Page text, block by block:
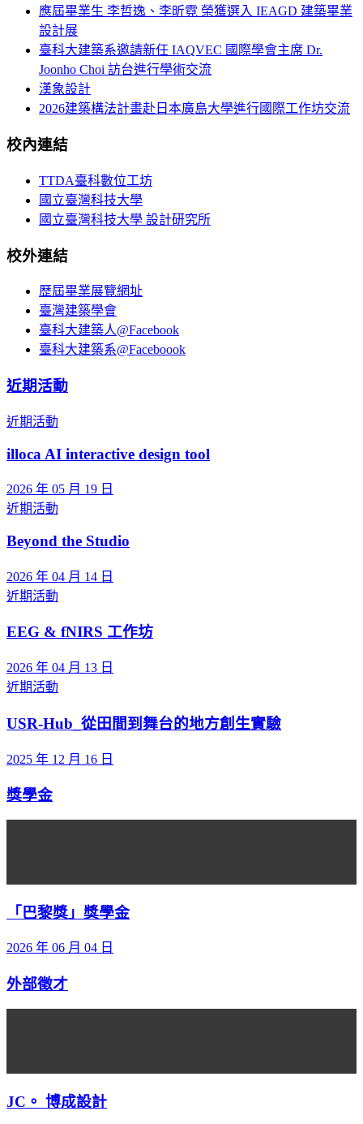
應屆畢業生 李哲逸、李昕霓 榮獲選入 IEAGD 建築畢業
設計展
臺科大建築系邀請新任 IAQVEC 國際學會主席 Dr.
Joonho Choi 訪台進行學術交流
漢象設計
2026建築構法計畫赴日本廣島大學進行國際工作坊交流
校內連結
TTDA臺科數位工坊
國立臺灣科技大學
國立臺灣科技大學 設計研究所
校外連結
歷屆畢業展覽網址
臺灣建築學會
臺科大建築人@Facebook
臺科大建築系@Faceboook
近期活動
近期活動
illoca AI interactive design tool
2026 年 05 月 19 日
近期活動
Beyond the Studio
2026 年 04 月 14 日
近期活動
EEG & fNIRS 工作坊
2026 年 04 月 13 日
近期活動
USR-Hub_從田間到舞台的地方創生實驗
2025 年 12 月 16 日
獎學金
「巴黎獎」獎學金
2026 年 06 月 04 日
外部徵才
JC。 博成設計